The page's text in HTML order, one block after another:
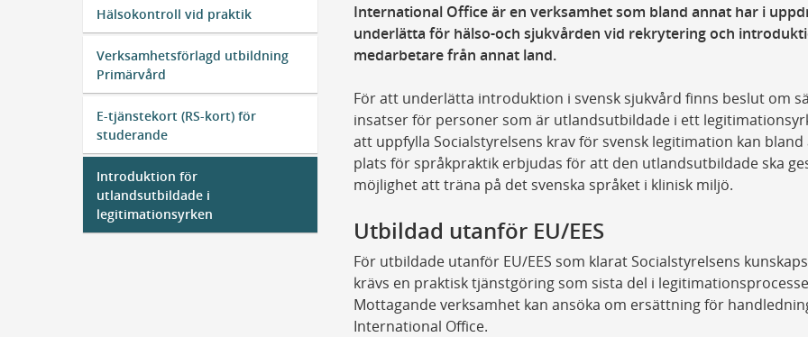
Hälsokontroll vid praktik
Verksamhetsförlagd utbildning
Primärvård
E-tjänstekort (RS-kort) för
studerande
Introduktion för
utlandsutbildade i
legitimationsyrken
International Office är en verksamhet som bland annat har i
underlätta för hälso-och sjukvården vid rekrytering och
medarbetare från annat land.
För att underlätta introduktion i svensk sjukvård finns beslut om
insatser för personer som är utlandsutbildade i ett
att uppfylla Socialstyrelsens krav för svensk legitimation kan
plats för språkpraktik erbjudas för att den utlandsutbildade ska
möjlighet att träna på det svenska språket i klinisk miljö.
Utbildad utanför EU/EES
För utbildade utanför EU/EES som klarat Socialstyrelsens
krävs en praktisk tjänstgöring som sista del i
Mottagande verksamhet kan ansöka om ersättning för
International Office.